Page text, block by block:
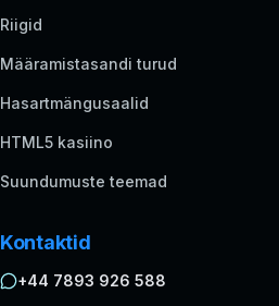
Riigid
Määramistasandi turud
Hasartmängusaalid
HTML5 kasiino
Suundumuste teemad
Kontaktid
+44 7893 926 588